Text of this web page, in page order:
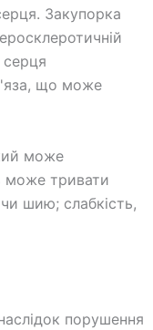
Закупорка
серця
що може
може
може тривати
шию; слабкість,
порушення